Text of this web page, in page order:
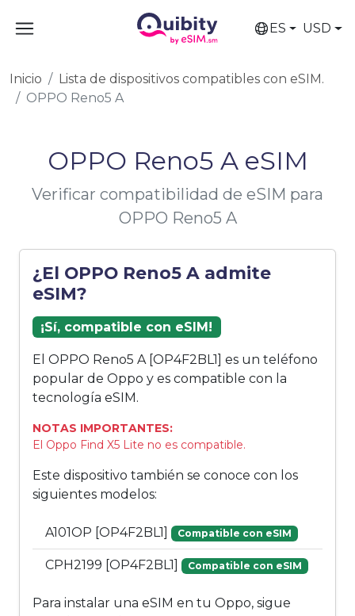
ES USD
Inicio
Lista de dispositivos compatibles con eSIM.
OPPO Reno5 A
OPPO Reno5 A eSIM
Verificar compatibilidad de eSIM para
OPPO Reno5 A
¿El OPPO Reno5 A admite
eSIM?
¡Sí, compatible con eSIM!
El OPPO Reno5 A [OP4F2BL1] es un teléfono
popular de Oppo y es compatible con la
tecnología eSIM.
NOTAS IMPORTANTES:
El Oppo Find X5 Lite no es compatible.
Este dispositivo también se conoce con los
siguientes modelos:
A101OP [OP4F2BL1] Compatible con eSIM
CPH2199 [OP4F2BL1] Compatible con eSIM
Para instalar una eSIM en tu Oppo, sigue